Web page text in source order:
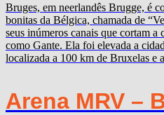
Bruges, em neerlandês Brugge, é
bonitas da Bélgica, chamada de
seus inúmeros canais que cortam a
como Gante. Ela foi elevada a
localizada a 100 km de Bruxelas
Arena MRV –